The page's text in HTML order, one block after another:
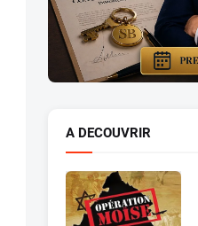
A DECOUVRIR